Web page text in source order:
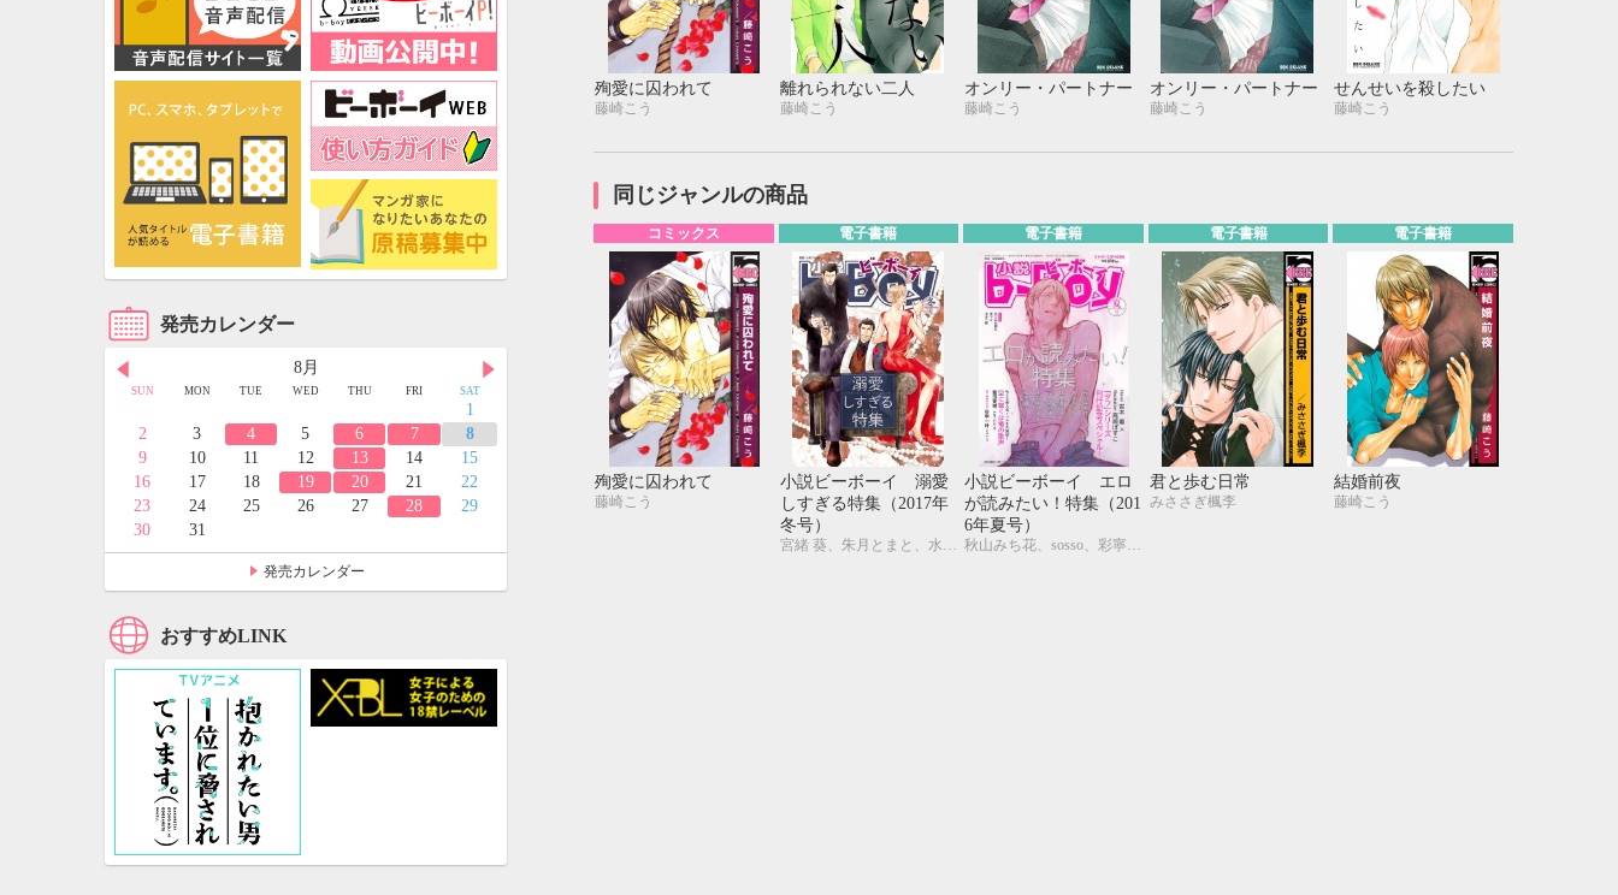
殉愛に囚われて
藤崎こう
離れられない二人
藤崎こう
オンリー・パートナー
藤崎こう
オンリー・パートナー
藤崎こう
せんせいを殺したい
藤崎こう
同じジャンルの商品
コミックス
殉愛に囚われて
藤崎こう
電子書籍
小説ビーボーイ 溺愛
しすぎる特集（2017年
冬号）
宮緒 葵、朱月とまと、水壬楓子、しおべり由生、吉田ナツ、森原八鹿、彩寧一叶、高世ナオキ、遠野春日、円陣闇丸、東野ゆき、園千代子、東野 海、林 マキ、永井三郎、福嶋ユッカ、モリフジ、黒田 屑、ゆうき
電子書籍
小説ビーボーイ エロ
が読みたい！特集（201
6年夏号）
秋山みち花、sosso、彩寧一叶、キツヲ、はるの紗帆、月輝、飯田実樹、ひたき、水壬楓子、しおべり由生、比奈咲カオル、中森、あさぎり夕、剣 解、佐倉井シオ、白崎小夜、林 マキ、永井三郎、あじみね朔生、座裏屋蘭丸、高世ナオキ、宇良ままじ、園千代子
電子書籍
君と歩む日常
みささぎ楓李
電子書籍
結婚前夜
藤崎こう
発売カレンダー
8月
SUN MON TUE WED THU FRI SAT
1
2
3 4 5 6 7
8
9
10 11 12 13 14
15
16
17 18 19 20 21
22
23
24 25 26 27 28
29
30
31
9月
MON TUE WED THU FRI SAT
1 2 3 4
5
9 11
12
15 17 18
19
21 22 23 25
26
28 29
10月
SUN MON TUE WED THU FRI
1 2
3
4
5 6 7 8 9
10
11
12 13 14 15 16
17
18
19 20 21 22 23
25
26 27 28 29 30
発売カレンダー
おすすめLINK